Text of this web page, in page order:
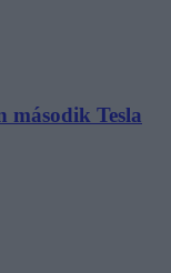
második Tesla